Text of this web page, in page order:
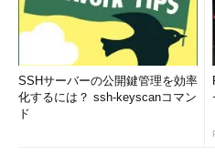
SSHサーバーの公開鍵管理を効率
化するには？ ssh-keyscanコマン
ド